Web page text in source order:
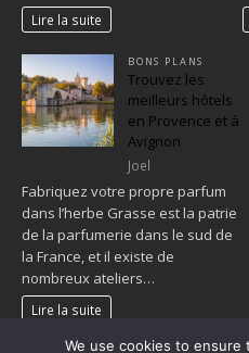
Lire la suite
BONS PLANS
Trouvez les
meilleurs hôtels
en Provence et à
Avignon
Joel
Fabriquez votre propre parfum
dans l’herbe Grasse est la patrie
de la parfumerie dans le sud de
la France, et il existe de
nombreux ateliers…
Lire la suite
We use cookies to